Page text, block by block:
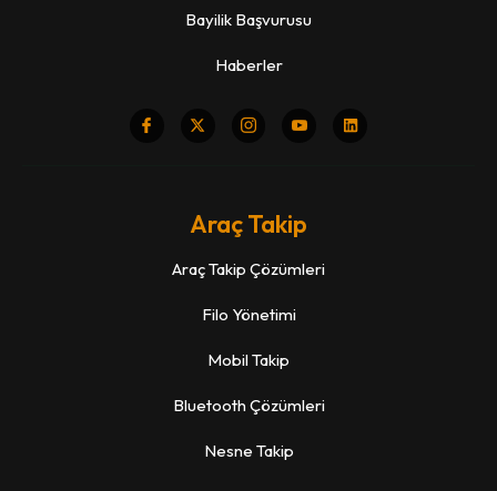
Bayilik Başvurusu
Haberler
Araç Takip
Araç Takip Çözümleri
Filo Yönetimi
Mobil Takip
Bluetooth Çözümleri
Nesne Takip